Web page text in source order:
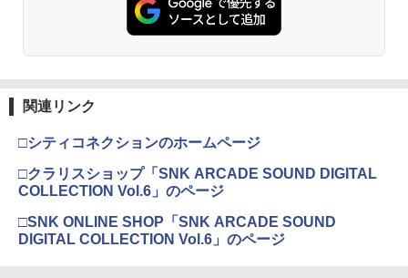
【新品】PS5ソフト REANIMAL【広田
ー ラグナロク [通常版] (18歳以上対象)
Switch2 ケース レザーケース スイッチ2
Nintendo 対応 スイッチ スイッチツー
シンプル ミニマル PUレザー 革 カバー
ポーチ ストラップ付属 オシャレ ソフト
4 【中古】【良い】ペルソナ2 罰 通常版
￥4,400
【特典】FLY!/フライ!【Blu-ray】(抽選
レネール ]
刃」無限列車編 完全生産限定版 Blu-ray
鬼滅の刃 倉庫
￥3,680
ンラインコード版
￥7,286
￥11,849
トローラー ミッドナイト ブラック(CFI-
ZCT2J01)
￥5,000
4
【純正品】Xbox 充電式バッテリー + US
￥2,618
￥3,523
￥8,698
4
『映画 ラブライブ！蓮ノ空女学院スクー
ルアイドルクラブ Bloom Garden Part
y』Blu-ray（特装限定版）
関連リンク
□シティコネクションのホームページ
□クラリスショップ「SNK ARCADE SOUND DIGITAL
COLLECTION Vol.6」のページ
□SNK ONLINE SHOP「SNK ARCADE SOUND
DIGITAL COLLECTION Vol.6」のページ